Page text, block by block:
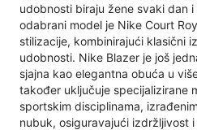
udobnosti biraju žene svaki dan
odabrani model je Nike Court
stilizacije, kombinirajući klasični
udobnosti. Nike Blazer je još
sjajna kao elegantna obuća u
također uključuje specijalizirane
sportskim disciplinama,
nubuk, osiguravajući izdržljivost